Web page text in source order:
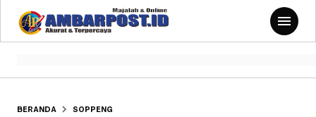
BERANDA SOPPENG